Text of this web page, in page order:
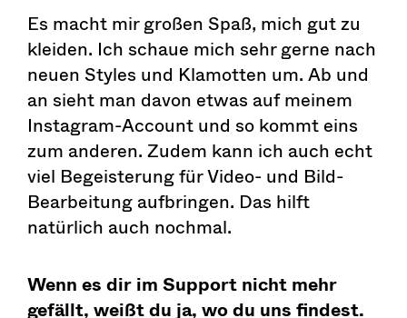
Es macht mir großen Spaß, mich gut zu
kleiden. Ich schaue mich sehr gerne nach
neuen Styles und Klamotten um. Ab und
an sieht man davon etwas auf meinem
Instagram-Account und so kommt eins
zum anderen. Zudem kann ich auch echt
viel Begeisterung für Video- und Bild-
Bearbeitung aufbringen. Das hilft
natürlich auch nochmal.
Wenn es dir im Support nicht mehr
gefällt, weißt du ja, wo du uns findest.